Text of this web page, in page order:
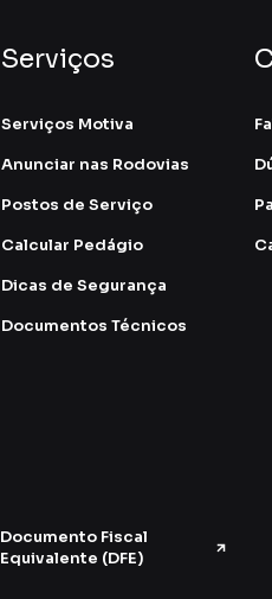
Serviços
Serviços Motiva
Anunciar nas Rodovias
Postos de Serviço
Calcular Pedágio
Dicas de Segurança
Documentos Técnicos
Documento Fiscal
Equivalente (DFE)